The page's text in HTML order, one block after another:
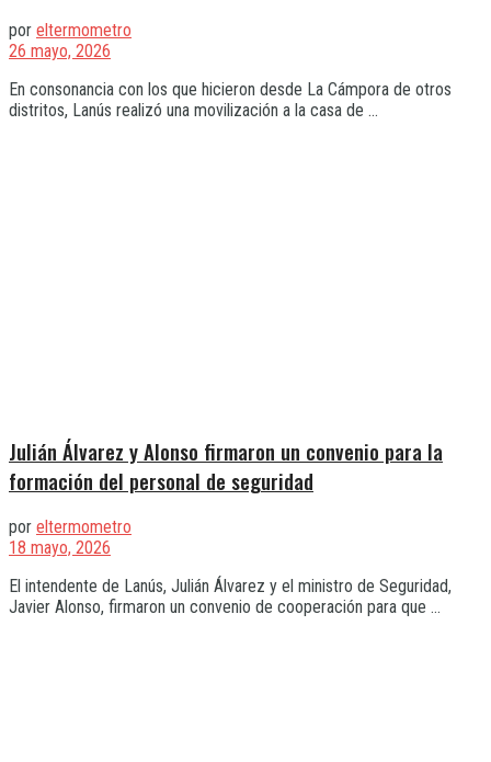
por eltermometro
26 mayo, 2026
En consonancia con los que hicieron desde La Cámpora de otros
distritos, Lanús realizó una movilización a la casa de ...
Julián Álvarez y Alonso firmaron un convenio para la
formación del personal de seguridad
por eltermometro
18 mayo, 2026
El intendente de Lanús, Julián Álvarez y el ministro de Seguridad,
Javier Alonso, firmaron un convenio de cooperación para que ...